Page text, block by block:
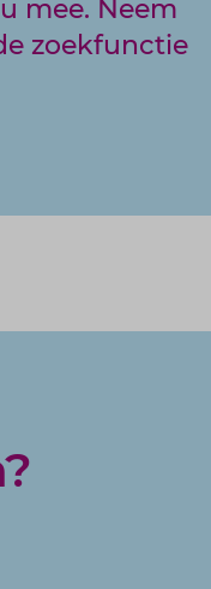
mee. Neem
zoekfunctie